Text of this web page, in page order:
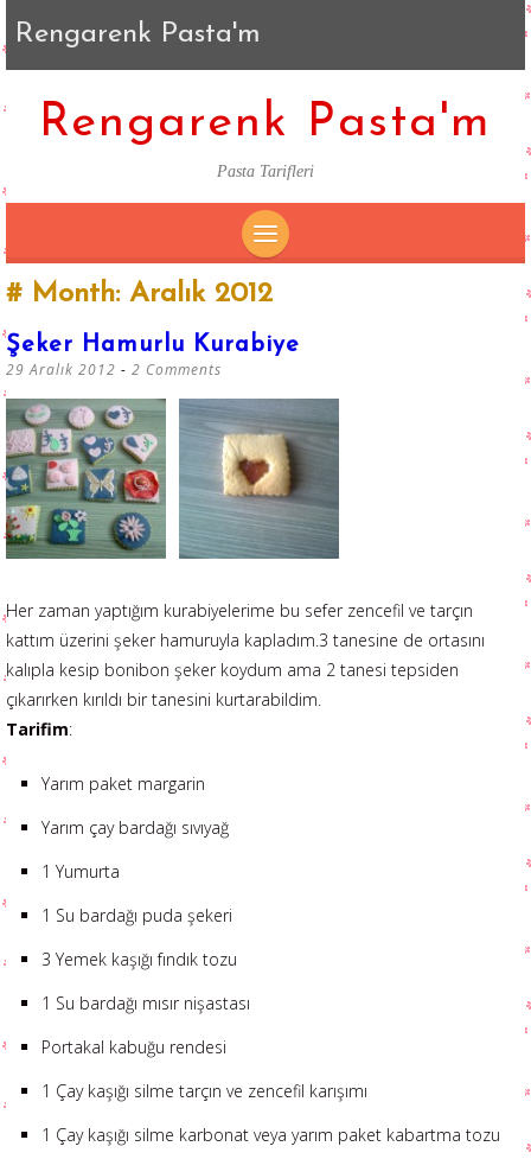
Rengarenk Pasta'm
Rengarenk Pasta'm
Pasta Tarifleri
TO
CONTENT
Month: Aralık 2012
Şeker Hamurlu Kurabiye
29 Aralık 2012 2 Comments
Her zaman yaptığım kurabiyelerime bu sefer zencefil ve tarçın
kattım üzerini şeker hamuruyla kapladım.3 tanesine de ortasını
kalıpla kesip bonibon şeker koydum ama 2 tanesi tepsiden
çıkarırken kırıldı bir tanesini kurtarabildim.
Tarifim:
Yarım paket margarin
Yarım çay bardağı sıvıyağ
1 Yumurta
1 Su bardağı puda şekeri
3 Yemek kaşığı fındık tozu
1 Su bardağı mısır nişastası
Portakal kabuğu rendesi
1 Çay kaşığı silme tarçın ve zencefil karışımı
1 Çay kaşığı silme karbonat veya yarım paket kabartma tozu